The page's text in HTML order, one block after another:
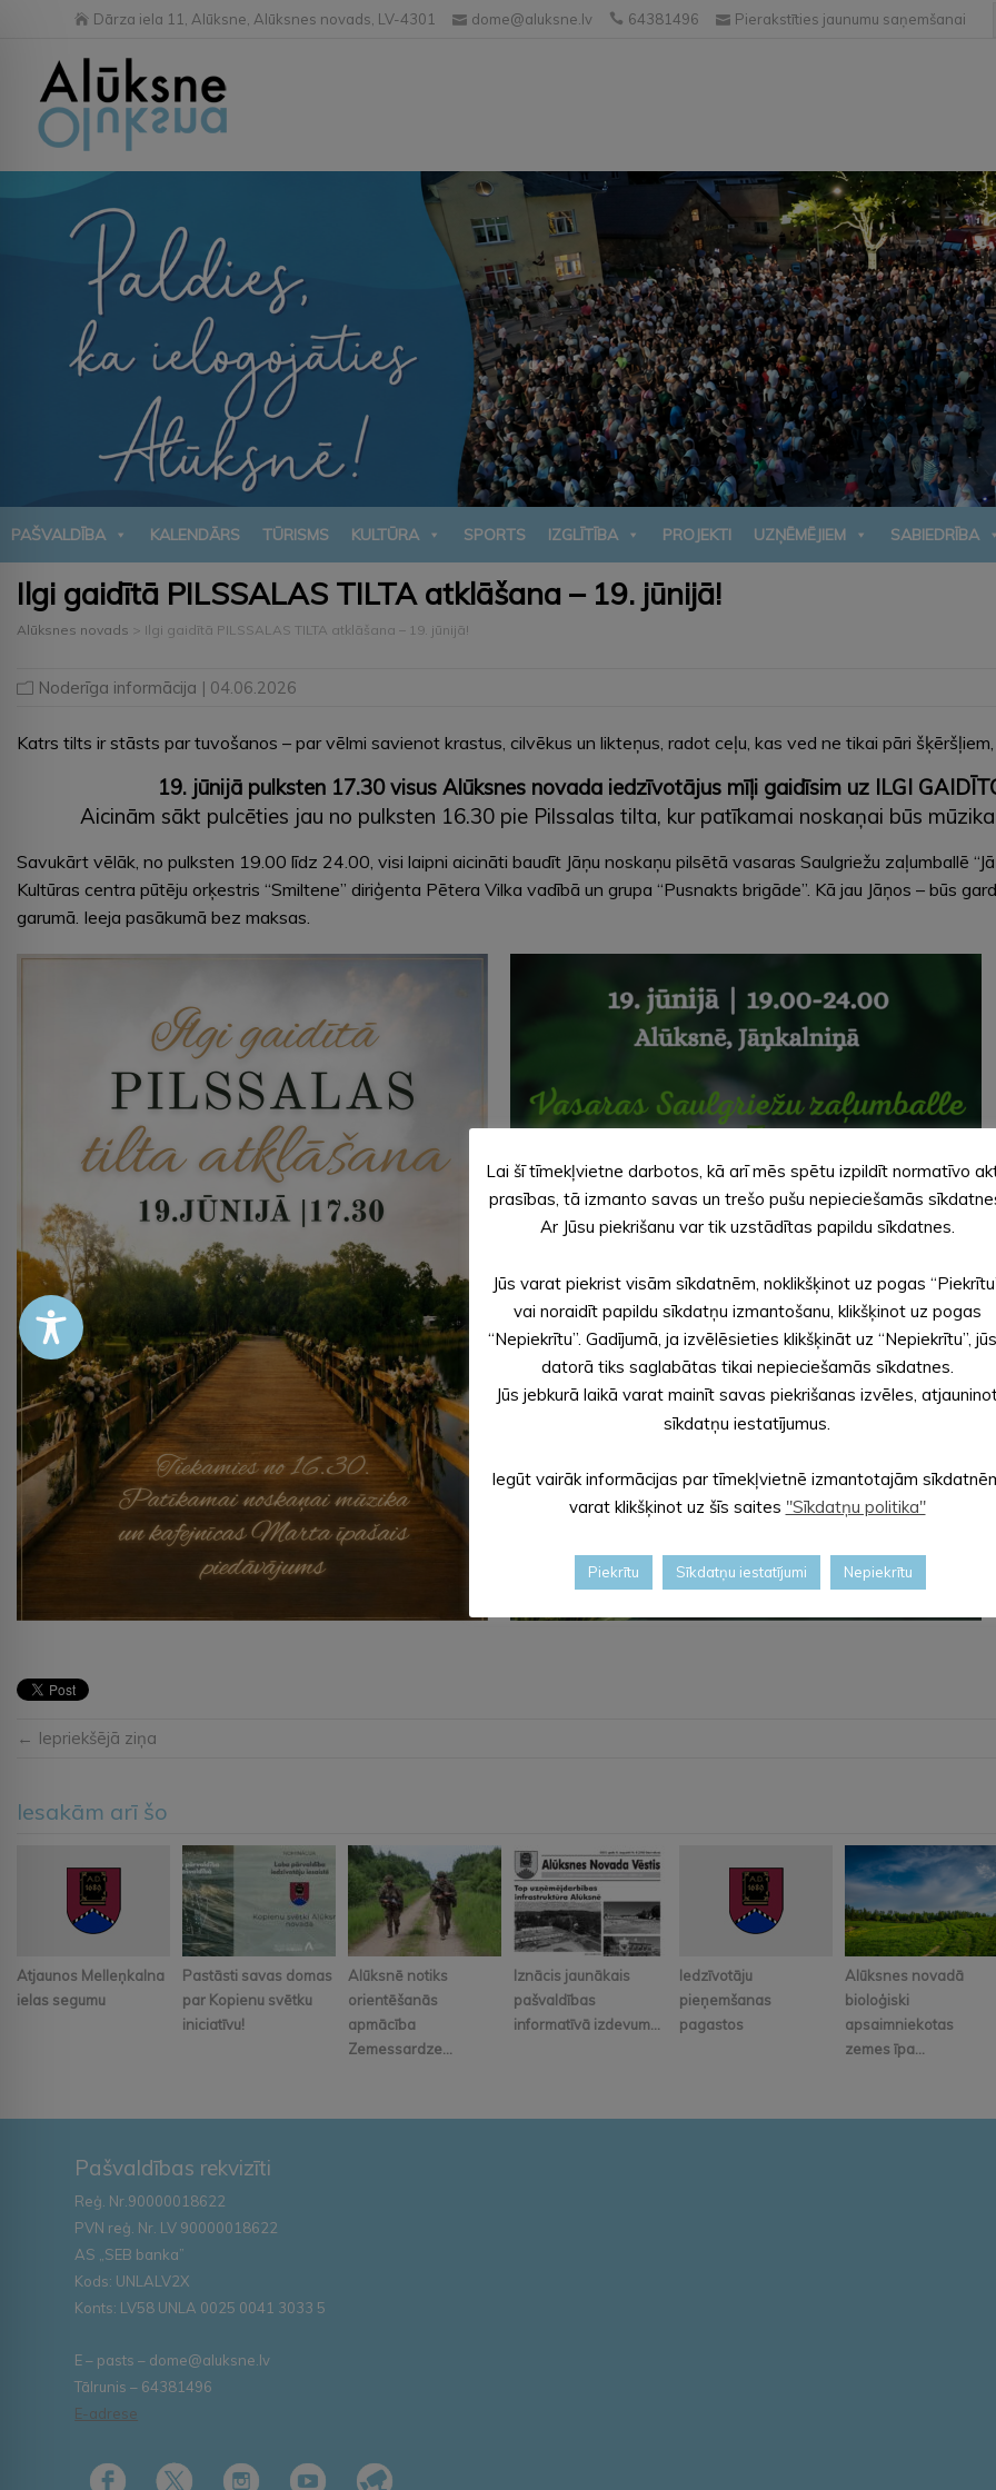
Dārza iela 11, Alūksne, Alūksnes novads, LV-4301 dome@aluksne.lv 64381496 Pierakstīties jaunumu saņemšanai
PAŠVALDĪBA KALENDĀRS TŪRISMS KULTŪRA SPORTS IZGLĪTĪBA PROJEKTI UZŅĒMĒJIEM SABIEDRĪBA
Ilgi gaidītā PILSSALAS TILTA atklāšana – 19. jūnijā!
Alūksnes novads > Ilgi gaidītā PILSSALAS TILTA atklāšana – 19. jūnijā!
Noderīga informācija | 04.06.2026
Katrs tilts ir stāsts par tuvošanos – par vēlmi savienot krastus, cilvēkus un likteņus, radot ceļu, kas ved ne tikai pāri
19. jūnijā pulksten 17.30 visus Alūksnes novada iedzīvotājus mīļi gaidīsim uz ILGI
Aicinām sākt pulcēties jau no pulksten 16.30 pie Pilssalas tilta, kur patīkamai noskaņai būs
Savukārt vēlāk, no pulksten 19.00 līdz 24.00, visi laipni aicināti baudīt Jāņu noskaņu pilsētā vasaras Saulgriežu zaļumballē
Kultūras centra pūtēju orķestris “Smiltene” diriģenta Pētera Vilka vadībā un grupa “Pusnakts brigāde”. Kā jau Jāņos – būs
garumā. Ieeja pasākumā bez maksas.
← Iepriekšējā ziņa
Iesakām arī šo
Atjaunos Melleņkalna
ielas segumu
Pastāsti savas domas
par Kopienu svētku
iniciatīvu!
Alūksnē notiks
orientēšanās
apmācība
Zemessardze...
Iznācis jaunākais
pašvaldības
informatīvā izdevum...
Iedzīvotāju
pieņemšanas
pagastos
Alūksnes novadā
bioloģiski
apsaimniekotas
zemes īpa...
Pašvaldības rekvizīti
Reģ. Nr.90000018622
PVN reģ. Nr. LV 90000018622
AS „SEB banka”
Kods: UNLALV2X
Konts: LV58 UNLA 0025 0041 3033 5
E – pasts – dome@aluksne.lv
Tālrunis – 64381496
E-adrese
Lai šī tīmekļvietne darbotos, kā arī mēs spētu izpildīt normatīvo
prasības, tā izmanto savas un trešo pušu nepieciešamās
Ar Jūsu piekrišanu var tik uzstādītas papildu sīkdatnes.
Jūs varat piekrist visām sīkdatnēm, noklikšķinot uz pogas
vai noraidīt papildu sīkdatņu izmantošanu, klikšķinot uz pogas
“Nepiekrītu”. Gadījumā, ja izvēlēsieties klikšķināt uz “Nepiekrītu”,
datorā tiks saglabātas tikai nepieciešamās sīkdatnes.
Jūs jebkurā laikā varat mainīt savas piekrišanas izvēles,
sīkdatņu iestatījumus.
Iegūt vairāk informācijas par tīmekļvietnē izmantotajām
varat klikšķinot uz šīs saites "Sīkdatņu politika"
Piekrītu Sīkdatņu iestatījumi Nepiekrītu